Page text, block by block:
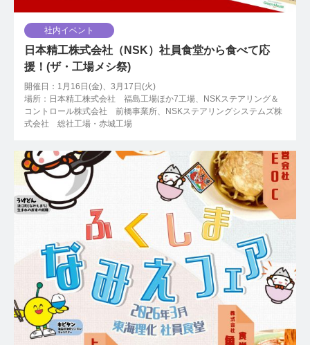
社内イベント
日本精工株式会社（NSK）社員食堂から食べて応
援！(ザ・工場メシ祭)
開催日：1月16日(金)、3月17日(火)
場所：日本精工株式会社 福島工場ほか7工場、NSKステアリング＆
コントロール株式会社 前橋事業所、NSKステアリングシステムズ株
式会社 総社工場・赤城工場